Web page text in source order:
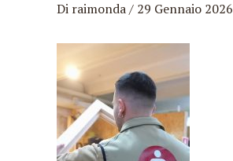
Di raimonda/ 29 Gennaio 2026